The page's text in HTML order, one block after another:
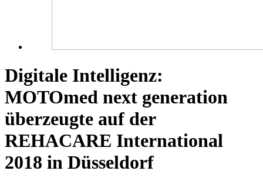
Digitale Intelligenz:
MOTOmed next generation
überzeugte auf der
REHACARE International
2018 in Düsseldorf